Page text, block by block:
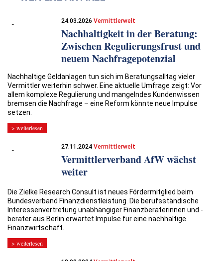
24.03.2026Vermittlerwelt
Nachhaltigkeit in der Beratung:
Zwischen Regulierungsfrust und
neuem Nachfragepotenzial
Nachhaltige Geldanlagen tun sich im Beratungsalltag vieler
Vermittler weiterhin schwer. Eine aktuelle Umfrage zeigt: Vor
allem komplexe Regulierung und mangelndes Kundenwissen
bremsen die Nachfrage – eine Reform könnte neue Impulse
setzen.
> weiterlesen
27.11.2024Vermittlerwelt
Vermittlerverband AfW wächst
weiter
Die Zielke Research Consult ist neues Fördermitglied beim
Bundesverband Finanzdienstleistung. Die berufsständische
Interessenvertretung unabhängiger Finanzberaterinnen und -
berater aus Berlin erwartet Impulse für eine nachhaltige
Finanzwirtschaft.
> weiterlesen